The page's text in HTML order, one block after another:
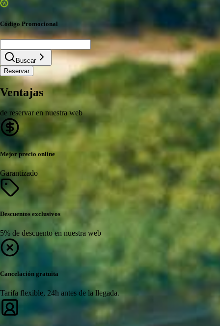
Código Promocional
Buscar
Reservar
Ventajas
de reservar en nuestra web
Mejor precio online
Garantizado
Descuentos exclusivos
5% de descuento en nuestra web
Cancelación gratuita
Tarifa flexible, 24h antes de la llegada.